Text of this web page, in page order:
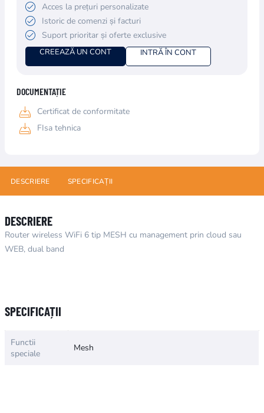
Acces la prețuri personalizate
Istoric de comenzi și facturi
Suport prioritar și oferte exclusive
CREEAZĂ UN CONT INTRĂ ÎN CONT
DOCUMENTAȚIE
Certificat de conformitate
FIsa tehnica
DESCRIERE SPECIFICAȚII
DESCRIERE
Router wireless WiFi 6 tip MESH cu management prin cloud sau
WEB, dual band
SPECIFICAȚII
Functii
speciale
Mesh